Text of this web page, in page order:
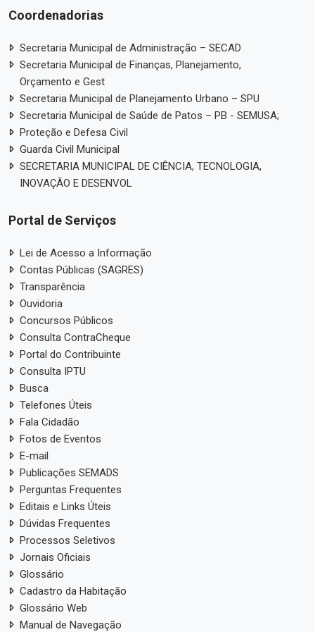
Coordenadorias
Secretaria Municipal de Administração – SECAD
Secretaria Municipal de Finanças, Planejamento,
Orçamento e Gest
Secretaria Municipal de Planejamento Urbano – SPU
Secretaria Municipal de Saúde de Patos – PB - SEMUSA;
Proteção e Defesa Civil
Guarda Civil Municipal
SECRETARIA MUNICIPAL DE CIÊNCIA, TECNOLOGIA,
INOVAÇÃO E DESENVOL
Portal de Serviços
Lei de Acesso a Informação
Contas Públicas (SAGRES)
Transparência
Ouvidoria
Concursos Públicos
Consulta ContraCheque
Portal do Contribuinte
Consulta IPTU
Busca
Telefones Úteis
Fala Cidadão
Fotos de Eventos
E-mail
Publicações SEMADS
Perguntas Frequentes
Editais e Links Úteis
Dúvidas Frequentes
Processos Seletivos
Jornais Oficiais
Glossário
Cadastro da Habitação
Glossário Web
Manual de Navegação